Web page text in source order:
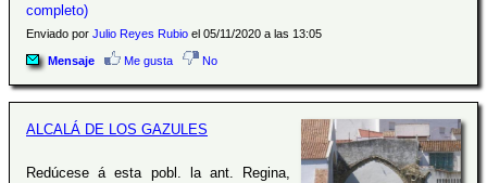
completo)
Enviado por Julio Reyes Rubio el 05/11/2020 a las 13:05
Mensaje Me gusta No
ALCALÁ DE LOS GAZULES
Redúcese á esta pobl. la ant. Regina,